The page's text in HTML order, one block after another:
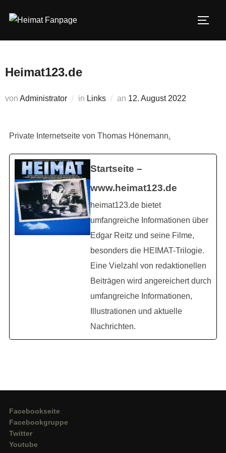
Inhalt
Heimat123.de
von Administrator in Links an Veröffentlicht
12. August 2022
Private Internetseite von Thomas Hönemann.
Startseite –
www.heimat123.de
heimat123.de bietet
umfangreiche Informationen über
Edgar Reitz und seine Filme,
besonders die HEIMAT-Trilogie.
Eine Vielzahl von redaktionellen
Beiträgen wird angereichert durch
umfangreiche Informationen,
Illustrationen und aktuelle
Nachrichten.
Facebookseite
Facebookgruppe
Twitter
Youtube